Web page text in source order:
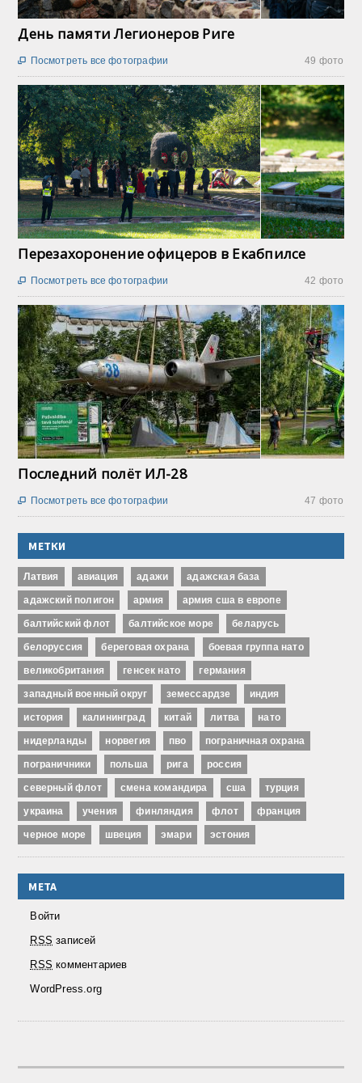
День памяти Легионеров Риге
49 фото
 Посмотреть все фотографии
Перезахоронение офицеров в Екабпилсе
42 фото
 Посмотреть все фотографии
Последний полёт ИЛ-28
47 фото
 Посмотреть все фотографии
МЕТКИ
Латвия авиация адажи адажская база
адажский полигон армия армия сша в европе
балтийский флот балтийское море беларусь
белоруссия береговая охрана боевая группа нато
великобритания генсек нато германия
западный военный округ земессардзе индия
история калининград китай литва нато
нидерланды норвегия пво пограничная охрана
пограничники польша рига россия
северный флот смена командира сша турция
украина учения финляндия флот франция
черное море швеция эмари эстония
МЕТА
Войти
RSS записей
RSS комментариев
WordPress.org